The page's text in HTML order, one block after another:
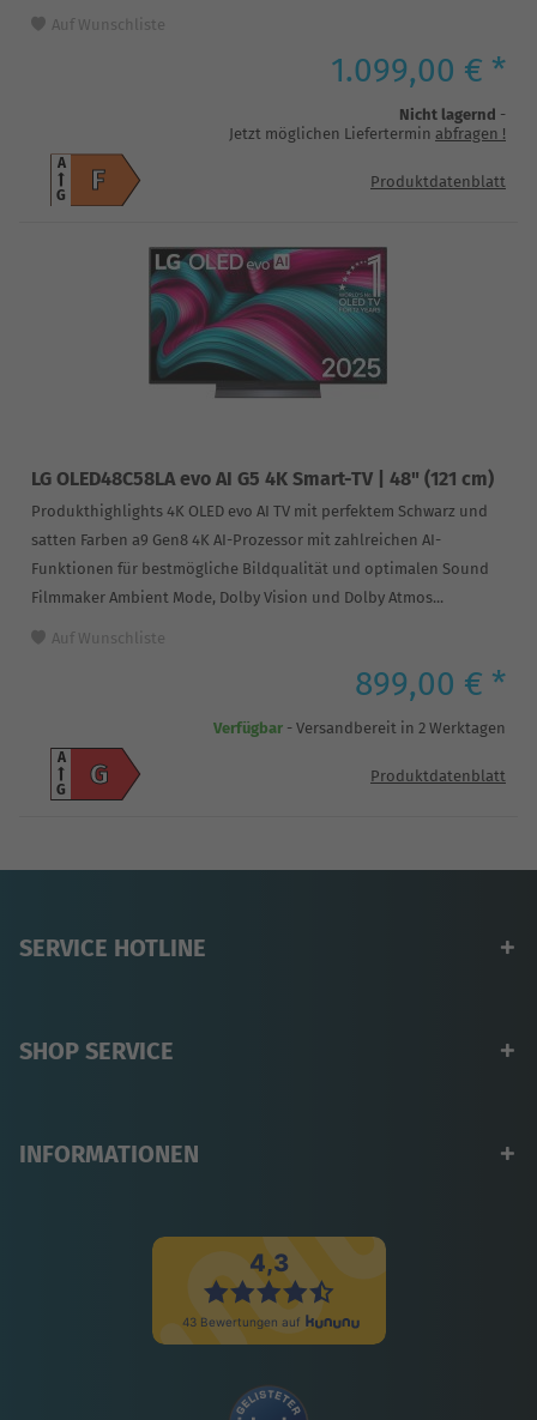
Auf Wunschliste
1.099,00 € *
Nicht lagernd -
Jetzt möglichen Liefertermin abfragen !
F
A
G
Produktdatenblatt
LG OLED48C58LA evo AI G5 4K Smart-TV | 48" (121 cm)
Produkthighlights 4K OLED evo AI TV mit perfektem Schwarz und
satten Farben a9 Gen8 4K AI-Prozessor mit zahlreichen AI-
Funktionen für bestmögliche Bildqualität und optimalen Sound
Filmmaker Ambient Mode, Dolby Vision und Dolby Atmos...
Auf Wunschliste
899,00 € *
Verfügbar - Versandbereit in 2 Werktagen
G
A
G
Produktdatenblatt
SERVICE HOTLINE
SHOP SERVICE
INFORMATIONEN